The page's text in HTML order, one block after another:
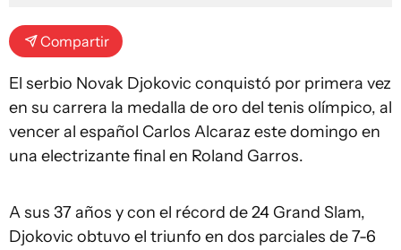
Compartir
El serbio Novak Djokovic conquistó por primera vez
en su carrera la medalla de oro del tenis olímpico, al
vencer al español Carlos Alcaraz este domingo en
una electrizante final en Roland Garros.
A sus 37 años y con el récord de 24 Grand Slam,
Djokovic obtuvo el triunfo en dos parciales de 7-6